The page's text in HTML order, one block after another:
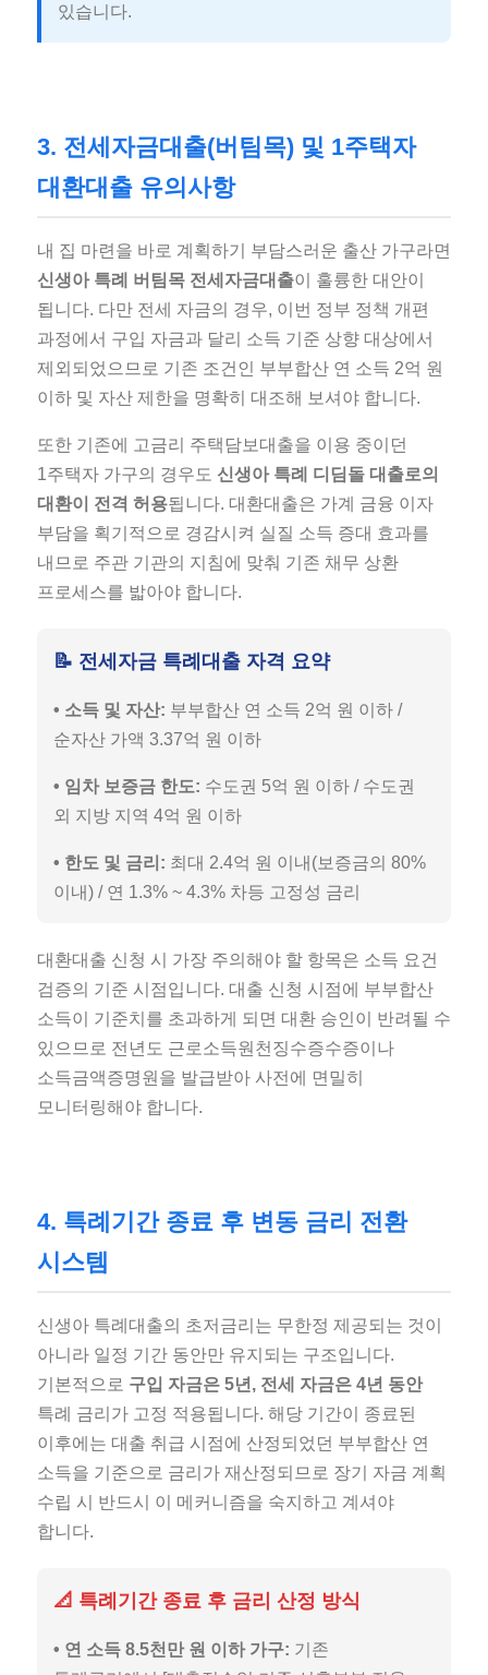
있습니다.
3. 전세자금대출(버팀목) 및 1주택자
대환대출 유의사항
내 집 마련을 바로 계획하기 부담스러운 출산 가구라면
신생아 특례 버팀목 전세자금대출이 훌륭한 대안이
됩니다. 다만 전세 자금의 경우, 이번 정부 정책 개편
과정에서 구입 자금과 달리 소득 기준 상향 대상에서
제외되었으므로 기존 조건인 부부합산 연 소득 2억 원
이하 및 자산 제한을 명확히 대조해 보셔야 합니다.
또한 기존에 고금리 주택담보대출을 이용 중이던
1주택자 가구의 경우도 신생아 특례 디딤돌 대출로의
대환이 전격 허용됩니다. 대환대출은 가계 금융 이자
부담을 획기적으로 경감시켜 실질 소득 증대 효과를
내므로 주관 기관의 지침에 맞춰 기존 채무 상환
프로세스를 밟아야 합니다.
📝 전세자금 특례대출 자격 요약
• 소득 및 자산: 부부합산 연 소득 2억 원 이하 /
순자산 가액 3.37억 원 이하
• 임차 보증금 한도: 수도권 5억 원 이하 / 수도권
외 지방 지역 4억 원 이하
• 한도 및 금리: 최대 2.4억 원 이내(보증금의 80%
이내) / 연 1.3% ~ 4.3% 차등 고정성 금리
대환대출 신청 시 가장 주의해야 할 항목은 소득 요건
검증의 기준 시점입니다. 대출 신청 시점에 부부합산
소득이 기준치를 초과하게 되면 대환 승인이 반려될 수
있으므로 전년도 근로소득원천징수증수증이나
소득금액증명원을 발급받아 사전에 면밀히
모니터링해야 합니다.
4. 특례기간 종료 후 변동 금리 전환
시스템
신생아 특례대출의 초저금리는 무한정 제공되는 것이
아니라 일정 기간 동안만 유지되는 구조입니다.
기본적으로 구입 자금은 5년, 전세 자금은 4년 동안
특례 금리가 고정 적용됩니다. 해당 기간이 종료된
이후에는 대출 취급 시점에 산정되었던 부부합산 연
소득을 기준으로 금리가 재산정되므로 장기 자금 계획
수립 시 반드시 이 메커니즘을 숙지하고 계셔야
합니다.
📐 특례기간 종료 후 금리 산정 방식
• 연 소득 8.5천만 원 이하 가구: 기존